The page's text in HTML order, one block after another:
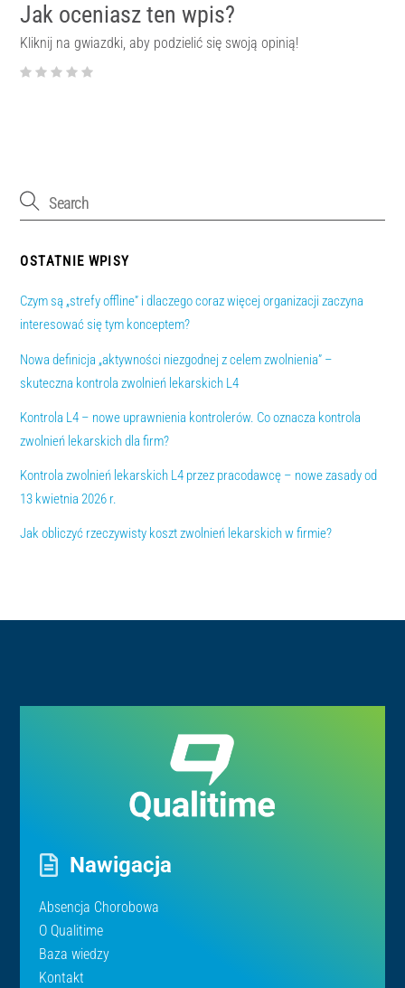
Jak oceniasz ten wpis?
Kliknij na gwiazdki, aby podzielić się swoją opinią!
OSTATNIE WPISY
Czym są „strefy offline” i dlaczego coraz więcej organizacji zaczyna
interesować się tym konceptem?
Nowa definicja „aktywności niezgodnej z celem zwolnienia” –
skuteczna kontrola zwolnień lekarskich L4
Kontrola L4 – nowe uprawnienia kontrolerów. Co oznacza kontrola
zwolnień lekarskich dla firm?
Kontrola zwolnień lekarskich L4 przez pracodawcę – nowe zasady od
13 kwietnia 2026 r.
Jak obliczyć rzeczywisty koszt zwolnień lekarskich w firmie?
Nawigacja
Absencja Chorobowa
O Qualitime
Baza wiedzy
Kontakt